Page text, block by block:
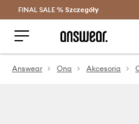
Oszczędzaj z
FINAL SALE % Szczegóły
Answear Ona Akcesoria